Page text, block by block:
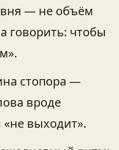
— не объём
говорить: чтобы
стопора —
вроде
выходит».